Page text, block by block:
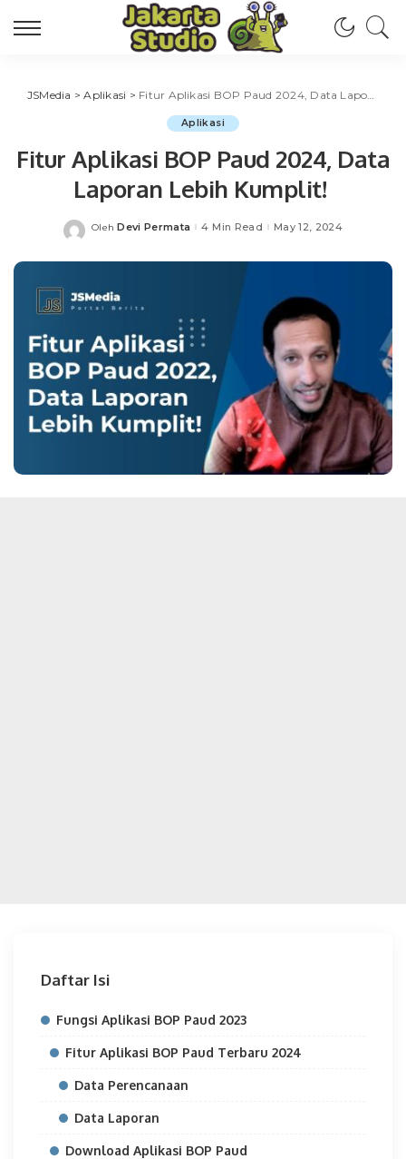
JSMedia >Aplikasi > Fitur Aplikasi BOP Paud 2024, Data Laporan Lebih Kumplit!
Aplikasi
Fitur Aplikasi BOP Paud 2024, Data
Laporan Lebih Kumplit!
Posted
Oleh Devi Permata 4 Min Read May 12, 2024
Daftar Isi
Fungsi Aplikasi BOP Paud 2023
Fitur Aplikasi BOP Paud Terbaru 2024
Data Perencanaan
Data Laporan
Download Aplikasi BOP Paud